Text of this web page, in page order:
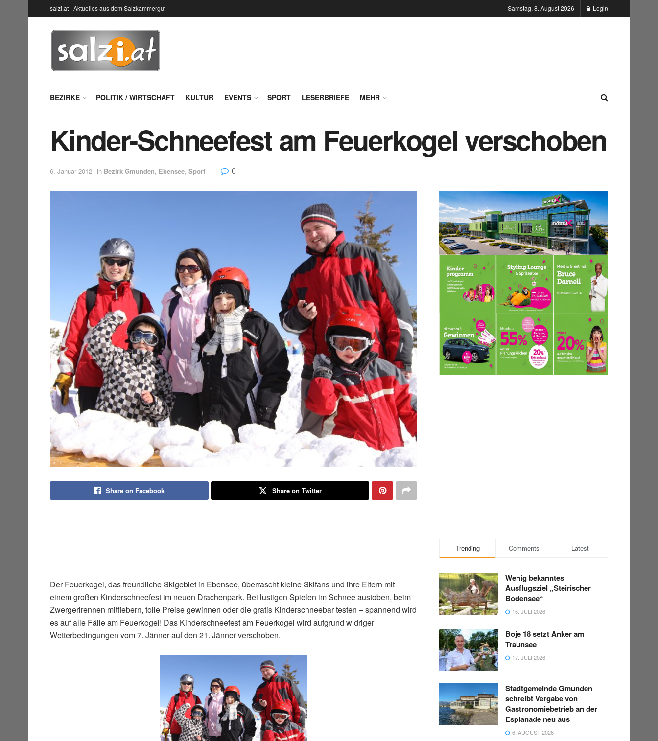
salzi.at - Aktuelles aus dem Salzkammergut Samstag, 8. August 2026 Login
BEZIRKE POLITIK / WIRTSCHAFT KULTUR EVENTS SPORT LESERBRIEFE MEHR
Kinder-Schneefest am Feuerkogel verschoben
6. Januar 2012 in Bezirk Gmunden, Ebensee, Sport 0
Share on Facebook Share on Twitter
Der Feuerkogel, das freundliche Skigebiet in Ebensee, überrascht kleine Skifans und ihre Eltern mit
einem großen Kinderschneefest im neuen Drachenpark. Bei lustigen Spielen im Schnee austoben, beim
Zwergerlrennen mitfiebern, tolle Preise gewinnen oder die gratis Kinderschneebar testen – spannend wird
es auf alle Fälle am Feuerkogel! Das Kinderschneefest am Feuerkogel wird aufgrund widriger
Wetterbedingungen vom 7. Jänner auf den 21. Jänner verschoben.
Trending Comments Latest
Wenig bekanntes
Ausflugsziel „Steirischer
Bodensee“
16. JULI 2026
Boje 18 setzt Anker am
Traunsee
17. JULI 2026
Stadtgemeinde Gmunden
schreibt Vergabe von
Gastronomiebetrieb an der
Esplanade neu aus
6. AUGUST 2026